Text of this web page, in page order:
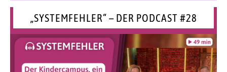
„SYSTEMFEHLER“ – DER PODCAST #28